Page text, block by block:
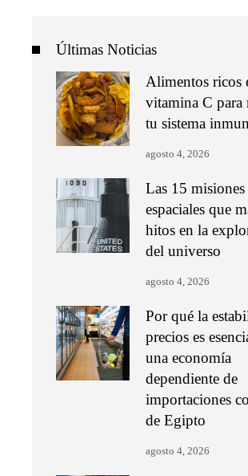
Últimas Noticias
Alimentos ricos
vitamina C para
tu sistema
agosto 4, 2026
Las 15 misiones
espaciales que
hitos en la
del universo
agosto 4, 2026
Por qué la
precios es
una economía
dependiente de
importaciones
de Egipto
agosto 4, 2026